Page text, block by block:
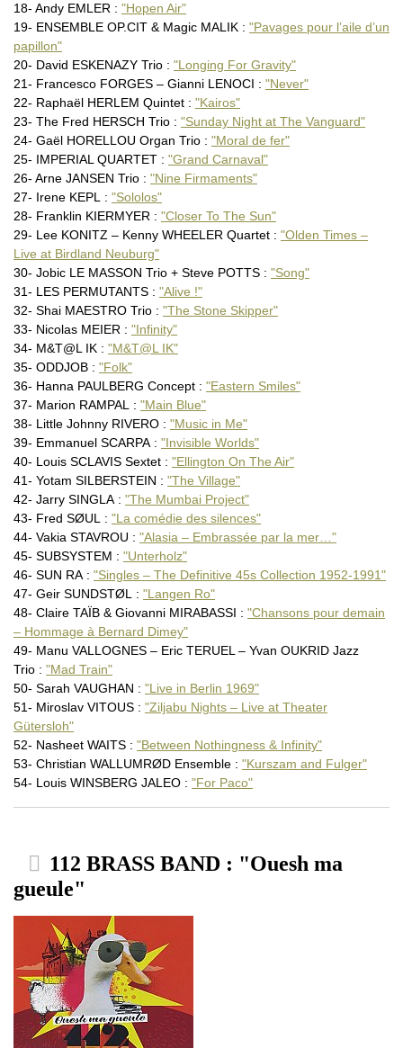
SUBSYSTEM : "Unterholz"
Claire TAÏB & Giovanni (…)
Manu VALLOGNES – Eric TERUEL –
Sarah VAUGHAN : "Live in (…)
Miroslav VITOUS : "Ziljabu (…)
Nasheet WAITS : "Between (…)
Christian WALLUMRØD Ensemble
Louis WINSBERG JALEO : "For
18- Andy EMLER : "Hopen Air"
19- ENSEMBLE OP.CIT & Magic MALIK : "Pavages pour l’aile d’un
papillon"
20- David ESKENAZY Trio : "Longing For Gravity"
21- Francesco FORGES – Gianni LENOCI : "Never"
22- Raphaël HERLEM Quintet : "Kairos"
23- The Fred HERSCH Trio : "Sunday Night at The Vanguard"
24- Gaël HORELLOU Organ Trio : "Moral de fer"
25- IMPERIAL QUARTET : "Grand Carnaval"
26- Arne JANSEN Trio : "Nine Firmaments"
27- Irene KEPL : "Sololos"
28- Franklin KIERMYER : "Closer To The Sun"
29- Lee KONITZ – Kenny WHEELER Quartet : "Olden Times –
Live at Birdland Neuburg"
30- Jobic LE MASSON Trio + Steve POTTS : "Song"
31- LES PERMUTANTS : "Alive !"
32- Shai MAESTRO Trio : "The Stone Skipper"
33- Nicolas MEIER : "Infinity"
34- M&T@L IK : "M&T@L IK"
35- ODDJOB : "Folk"
36- Hanna PAULBERG Concept : "Eastern Smiles"
37- Marion RAMPAL : "Main Blue"
38- Little Johnny RIVERO : "Music in Me"
39- Emmanuel SCARPA : "Invisible Worlds"
40- Louis SCLAVIS Sextet : "Ellington On The Air"
41- Yotam SILBERSTEIN : "The Village"
42- Jarry SINGLA : "The Mumbai Project"
43- Fred SØUL : "La comédie des silences"
44- Vakia STAVROU : "Alasia – Embrassée par la mer…"
45- SUBSYSTEM : "Unterholz"
46- SUN RA : "Singles – The Definitive 45s Collection 1952-1991"
47- Geir SUNDSTØL : "Langen Ro"
48- Claire TAÏB & Giovanni MIRABASSI : "Chansons pour demain
– Hommage à Bernard Dimey"
49- Manu VALLOGNES – Eric TERUEL – Yvan OUKRID Jazz
Trio : "Mad Train"
50- Sarah VAUGHAN : "Live in Berlin 1969"
51- Miroslav VITOUS : "Ziljabu Nights – Live at Theater
Gütersloh"
52- Nasheet WAITS : "Between Nothingness & Infinity"
53- Christian WALLUMRØD Ensemble : "Kurszam and Fulger"
54- Louis WINSBERG JALEO : "For Paco"
112 BRASS BAND : "Ouesh ma
gueule"